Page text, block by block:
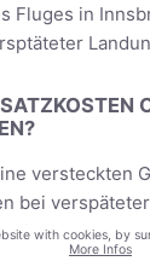
Fluges in
versteckten
bei
Airport
with cookies, by
More Infos